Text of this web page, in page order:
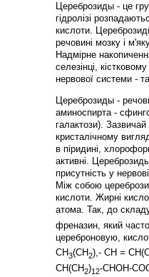
Цереброзиды - це
гідролізі
кислоти.
речовині мозку і
Надмірне
селезінці,
нервової системи -
Цереброзиды -
аминоспирта -
галактози).
кристалічному
в піридині,
активні.
присутність у
Між собою
кислоти. Жирні
атома. Так, до
френазин, який
цереброновую,
СН3(СН2),- СН =
СН(СН2)12-СНОН-